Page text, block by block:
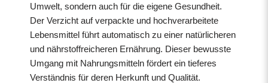
Umwelt, sondern auch für die eigene Gesundheit.
Der Verzicht auf verpackte und hochverarbeitete
Lebensmittel führt automatisch zu einer natürlicheren
und nährstoffreicheren Ernährung. Dieser bewusste
Umgang mit Nahrungsmitteln fördert ein tieferes
Verständnis für deren Herkunft und Qualität.